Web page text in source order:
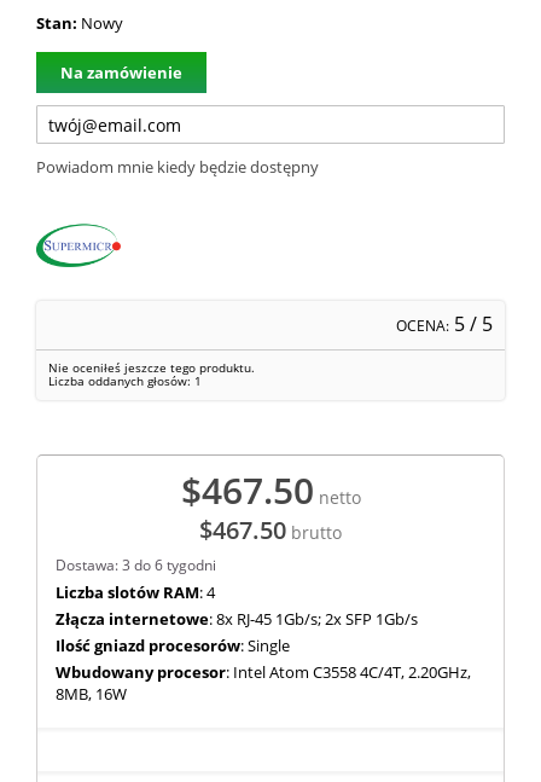
Stan: Nowy
Na zamówienie
Powiadom mnie kiedy będzie dostępny
OCENA: 5/ 5
Nie oceniłeś jeszcze tego produktu.
Liczba oddanych głosów: 1
$467.50 netto
$467.50 brutto
Dostawa: 3 do 6 tygodni
Liczba slotów RAM: 4
Złącza internetowe: 8x RJ-45 1Gb/s; 2x SFP 1Gb/s
Ilość gniazd procesorów: Single
Wbudowany procesor: Intel Atom C3558 4C/4T, 2.20GHz,
8MB, 16W